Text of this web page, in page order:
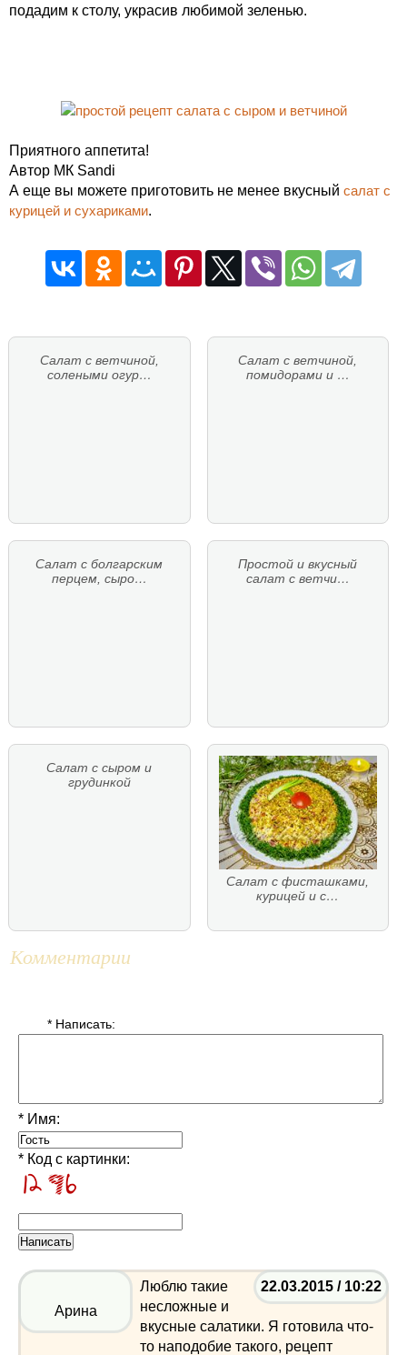
подадим к столу, украсив любимой зеленью.
Приятного аппетита!
Автор МК Sandi
А еще вы можете приготовить не менее вкусный салат с
курицей и сухариками.
Салат с ветчиной,
солеными огур…
Салат с ветчиной,
помидорами и …
Салат с болгарским
перцем, сыро…
Простой и вкусный
салат с ветчи…
Салат с сыром и
грудинкой
Салат с фисташками,
курицей и с…
Комментарии
* Написать:
* Имя:
* Код с картинки:
22.03.2015 / 10:22
Арина
Люблю такие
несложные и
вкусные салатики. Я готовила что-
то наподобие такого, рецепт